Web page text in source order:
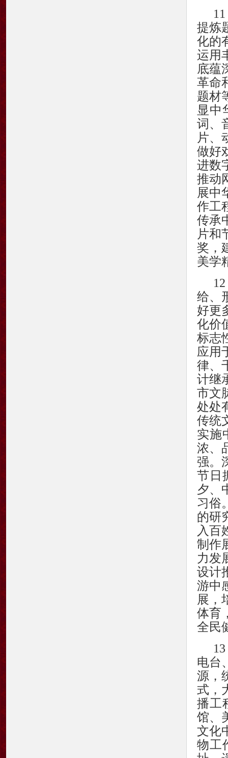
提炼
化的
运用
底蕴
革命
题材
显中
词、
片、
做好
进数
推动
展中
作工
传承
片和
奖，
美学
给、
好更
化价
标志
应用
律、
计继
市文
处处
传统
实施
浓、
强。
节日
夕、
习俗
的研
入百
制作
力发
设计
游中
展，
体育
全民
电台
源，
式，
播工
馆、
文化
物工